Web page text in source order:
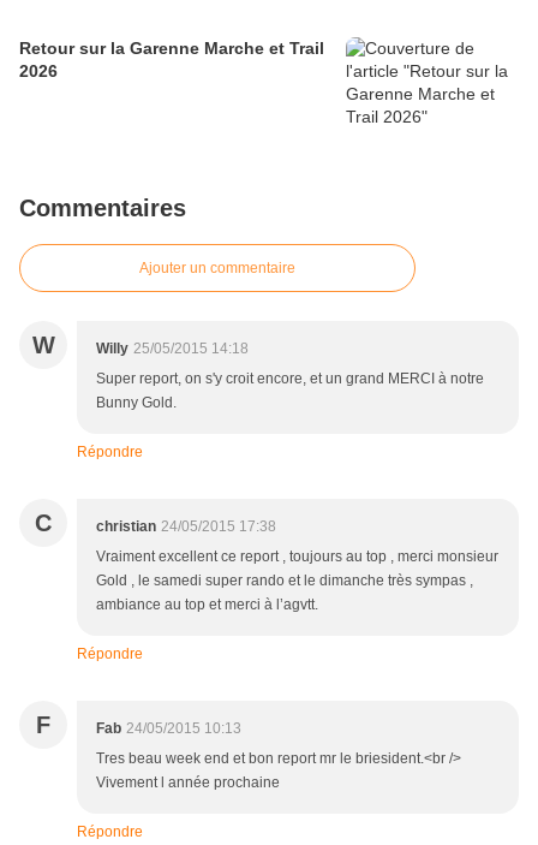
Retour sur la Garenne Marche et Trail
2026
Commentaires
Ajouter un commentaire
W Willy 25/05/2015 14:18
Super report, on s'y croit encore, et un grand MERCI à notre
Bunny Gold.
Répondre
C christian 24/05/2015 17:38
Vraiment excellent ce report , toujours au top , merci monsieur
Gold , le samedi super rando et le dimanche très sympas ,
ambiance au top et merci à l’agvtt.
Répondre
F Fab 24/05/2015 10:13
Tres beau week end et bon report mr le briesident.<br />
Vivement l année prochaine
Répondre